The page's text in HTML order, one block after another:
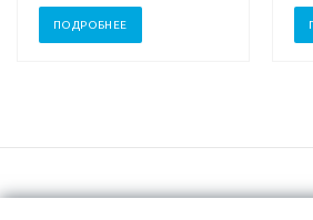
ПОДРОБНЕЕ